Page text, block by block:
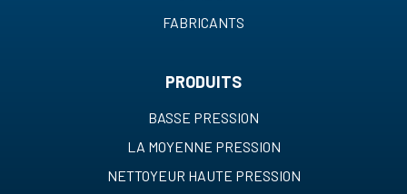
FABRICANTS
PRODUITS
BASSE PRESSION
LA MOYENNE PRESSION
NETTOYEUR HAUTE PRESSION